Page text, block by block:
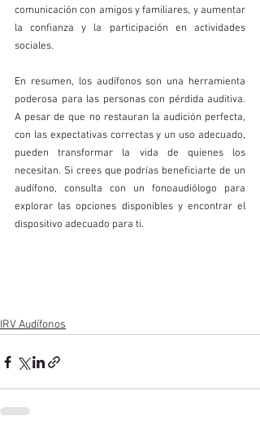
comunicación con amigos y familiares, y aumentar
la confianza y la participación en actividades
sociales.
En resumen, los audífonos son una herramienta
poderosa para las personas con pérdida auditiva.
A pesar de que no restauran la audición perfecta,
con las expectativas correctas y un uso adecuado,
pueden transformar la vida de quienes los
necesitan. Si crees que podrías beneficiarte de un
audífono, consulta con un fonoaudiólogo para
explorar las opciones disponibles y encontrar el
dispositivo adecuado para ti.
IRV Audífonos